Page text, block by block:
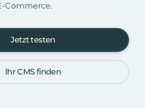
Commerce.
Jetzt testen
Ihr CMS finden